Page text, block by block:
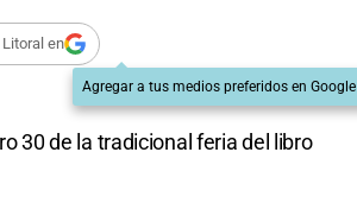
Litoral en
Agregar a tus medios preferidos en Google
30 de la tradicional feria del libro